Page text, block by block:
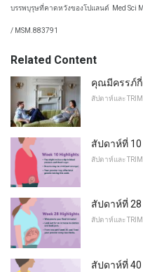
บรรพบุรุษที่คาดหวังของโปแลนด์ Med Sci
/ MSM.883791
Related Content
คุณมีครรภ์กี่
สัปดาห์และ
สัปดาห์ที่
สัปดาห์และ
สัปดาห์ที่
สัปดาห์และ
สัปดาห์ที่